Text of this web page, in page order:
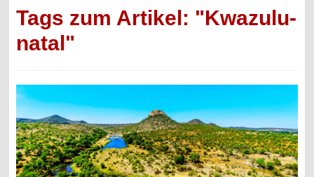
Tags zum Artikel: "Kwazulu-
natal"